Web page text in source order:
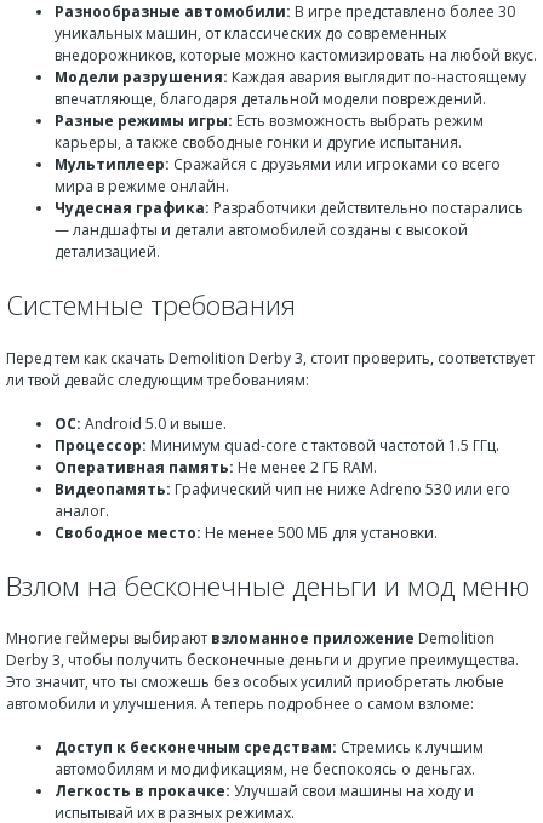
Разнообразные автомобили: В игре представлено более 30
уникальных машин, от классических до современных
внедорожников, которые можно кастомизировать на любой вкус.
Модели разрушения: Каждая авария выглядит по-настоящему
впечатляюще, благодаря детальной модели повреждений.
Разные режимы игры: Есть возможность выбрать режим
карьеры, а также свободные гонки и другие испытания.
Мультиплеер: Сражайся с друзьями или игроками со всего
мира в режиме онлайн.
Чудесная графика: Разработчики действительно постарались
— ландшафты и детали автомобилей созданы с высокой
детализацией.
Системные требования
Перед тем как скачать Demolition Derby 3, стоит проверить, соответствует
ли твой девайс следующим требованиям:
ОС: Android 5.0 и выше.
Процессор: Минимум quad-core с тактовой частотой 1.5 ГГц.
Оперативная память: Не менее 2 ГБ RAM.
Видеопамять: Графический чип не ниже Adreno 530 или его
аналог.
Свободное место: Не менее 500 МБ для установки.
Взлом на бесконечные деньги и мод меню
Многие геймеры выбирают взломанное приложение Demolition
Derby 3, чтобы получить бесконечные деньги и другие преимущества.
Это значит, что ты сможешь без особых усилий приобретать любые
автомобили и улучшения. А теперь подробнее о самом взломе:
Доступ к бесконечным средствам: Стремись к лучшим
автомобилям и модификациям, не беспокоясь о деньгах.
Легкость в прокачке: Улучшай свои машины на ходу и
испытывай их в разных режимах.